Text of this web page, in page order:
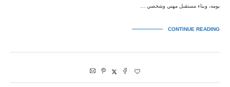
يومه، وبناء مستقبل مهني وشخصي …
CONTINUE READING